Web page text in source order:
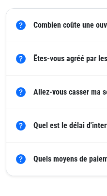
Combien coûte une
Êtes-vous agréé par
Allez-vous casser ma
Quel est le délai
Quels moyens de